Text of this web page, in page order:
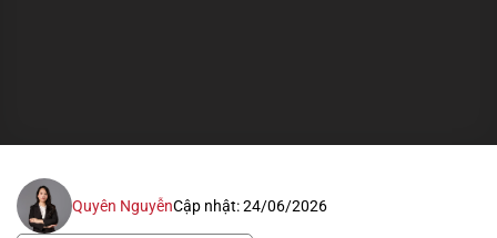
Quyên NguyễnCập nhật: 24/06/2026